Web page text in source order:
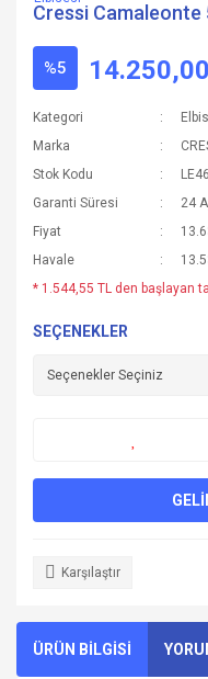
Cressi Camaleonte
%5
Kategori
Marka
Stok Kodu
Garanti Süresi
24
Fiyat
Havale
* 1.544,55 TL den başlayan
SEÇENEKLER
Karşılaştır
ÜRÜN BİLGİSİ